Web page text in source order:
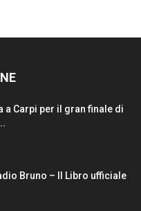
a Carpi per il gran finale di
Bruno – Il Libro ufficiale